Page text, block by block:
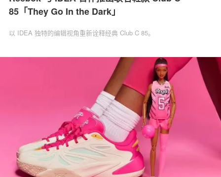
85「They Go In the Dark」
以 IDEA 独特的编辑视角重新诠释经典 Club C 85。